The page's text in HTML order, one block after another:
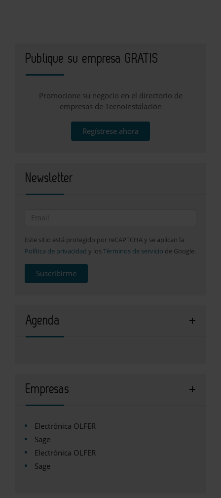
Publique su empresa GRATIS
Promocione su negocio en el directorio de
empresas de TecnoInstalación
Regístrese ahora
Newsletter
Este sitio está protegido por reCAPTCHA y se aplican la
Política de privacidad y los Términos de servicio de Google.
Suscribirme
Agenda
Empresas
Electrónica OLFER
Sage
Electrónica OLFER
Sage